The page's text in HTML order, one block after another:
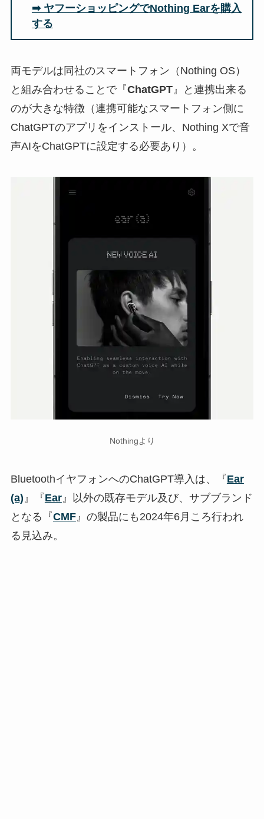
➡ ヤフーショッピングでNothing Earを購入
する
両モデルは同社のスマートフォン（Nothing OS）
と組み合わせることで『ChatGPT』と連携出来る
のが大きな特徴（連携可能なスマートフォン側に
ChatGPTのアプリをインストール、Nothing Xで音
声AIをChatGPTに設定する必要あり）。
Nothingより
BluetoothイヤフォンへのChatGPT導入は、『Ear
(a) 』『Ear』以外の既存モデル及び、サブブランド
となる『CMF』の製品にも2024年6月ころ行われ
る見込み。